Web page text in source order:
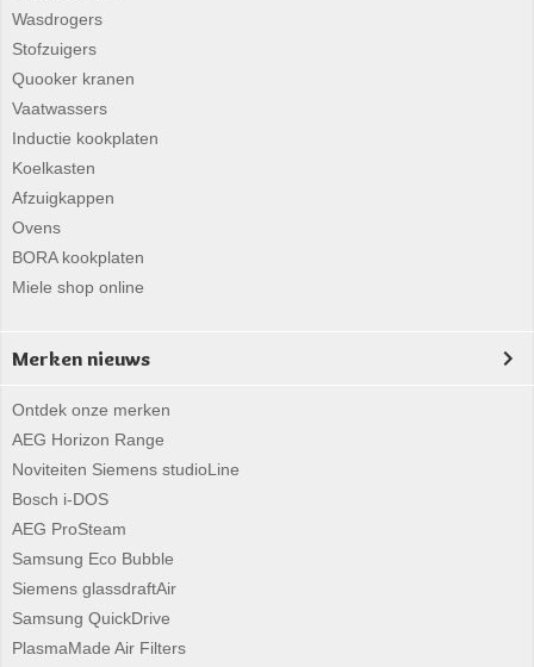
Wasdrogers
Stofzuigers
Quooker kranen
Vaatwassers
Inductie kookplaten
Koelkasten
Afzuigkappen
Ovens
BORA kookplaten
Miele shop online
Merken nieuws
Ontdek onze merken
AEG Horizon Range
Noviteiten Siemens studioLine
Bosch i-DOS
AEG ProSteam
Samsung Eco Bubble
Siemens glassdraftAir
Samsung QuickDrive
PlasmaMade Air Filters